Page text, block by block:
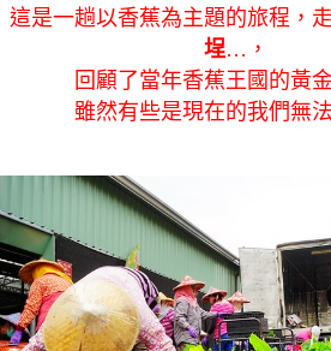
這是一趟以香蕉為主題的旅程，
埕…，
回顧了當年香蕉王國的黃
雖然有些是現在的我們無